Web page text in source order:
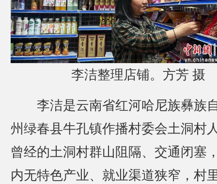
李洁整理店铺。方芳 摄
李洁是云南省红河哈尼族彝族
州绿春县牛孔镇作播村委会土洞村
曾经的土洞村群山阻隔、交通闭塞
内无特色产业、就业渠道狭窄，村